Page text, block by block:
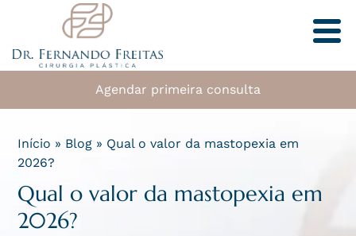
Agendar primeira consulta
Início » Blog » Qual o valor da mastopexia em
2026?
Qual o valor da mastopexia em
2026?